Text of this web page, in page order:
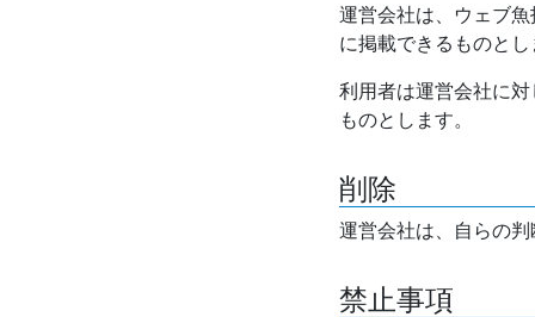
運営会社は、ウェブ
に掲載できるものとし
利用者は運営会社に
ものとします。
削除
運営会社は、自らの
禁止事項